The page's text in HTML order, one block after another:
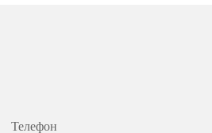
Телефон